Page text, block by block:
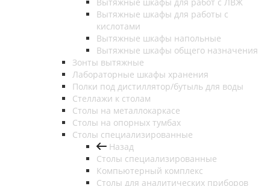
Вытяжные шкафы для работы с
кислотами
Вытяжные шкафы напольные
Вытяжные шкафы общего назначения
Зонты вытяжные
Лабораторные шкафы хранения
Полки под дистиллятор/бутыль для воды
Стеллажи к столам
Столы на металлокаркасе
Столы на опорных тумбах
Столы специализированные
Назад
Столы специализированные
Компьютерный комплекс
Столы для аналитических приборов